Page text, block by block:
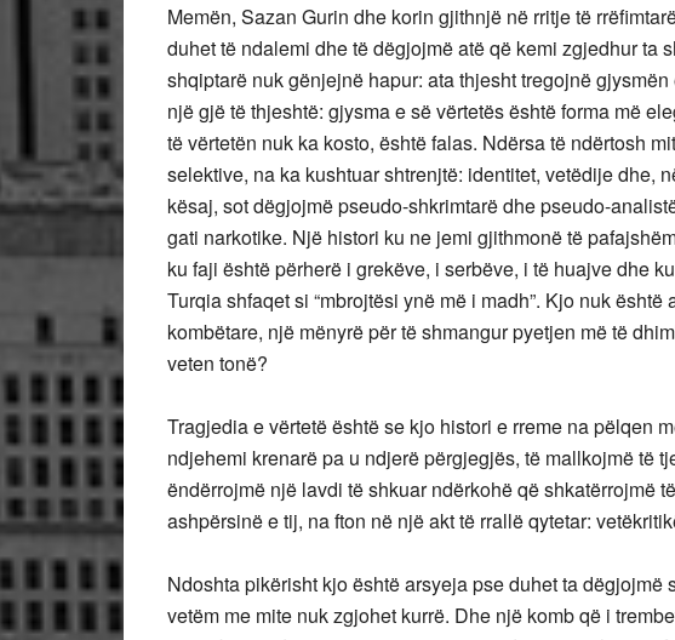
Memën, Sazan Gurin dhe korin gjithnjë në rritje të
duhet të ndalemi dhe të dëgjojmë atë që kemi zgjedhur ta
shqiptarë nuk gënjejnë hapur: ata thjesht tregojnë
një gjë të thjeshtë: gjysma e së vërtetës është forma më
të vërtetën nuk ka kosto, është falas. Ndërsa të ndërtosh
selektive, na ka kushtuar shtrenjtë: identitet, vetëdije dhe,
kësaj, sot dëgjojmë pseudo-shkrimtarë dhe pseudo-
gati narkotike. Një histori ku ne jemi gjithmonë të
ku faji është përherë i grekëve, i serbëve, i të huajve dhe
Turqia shfaqet si “mbrojtësi ynë më i madh”. Kjo nuk
kombëtare, një mënyrë për të shmangur pyetjen më të
veten tonë?
Tragjedia e vërtetë është se kjo histori e rreme na pëlqen
ndjehemi krenarë pa u ndjerë përgjegjës, të mallkojmë të
ëndërrojmë një lavdi të shkuar ndërkohë që shkatërrojmë
ashpërsinë e tij, na fton në një akt të rrallë qytetar:
Ndoshta pikërisht kjo është arsyeja pse duhet ta dëgjojmë
vetëm me mite nuk zgjohet kurrë. Dhe një komb që i